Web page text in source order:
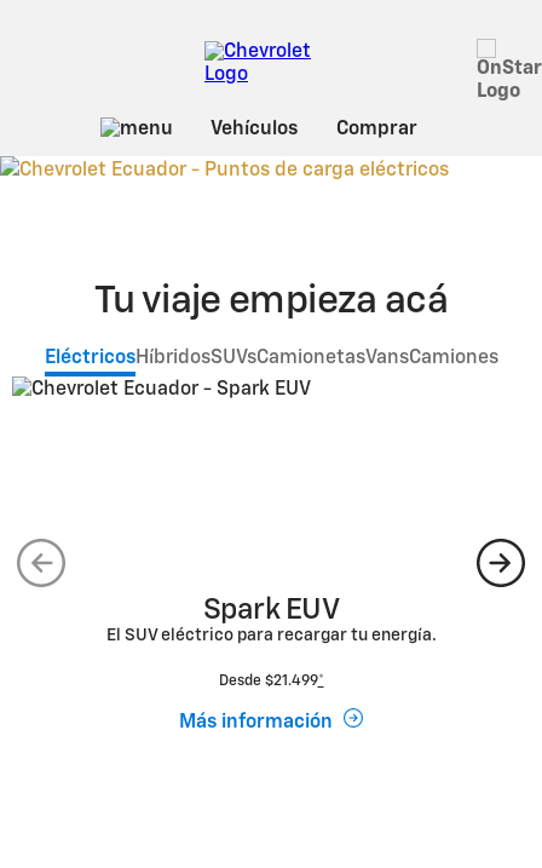
puntos de carga
para tu vehículo eléctrico
Ubícalos aquí
Tu viaje empieza acá
EléctricosHíbridosSUVsCamionetasVansCamiones
Spark EUV
El SUV eléctrico para recargar tu energía.
Desde $21.499*
Más información